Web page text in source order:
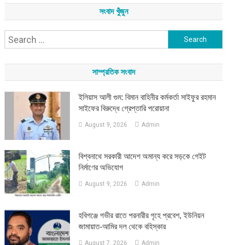
সংবাদ খুঁজুন
Search
সাম্প্রতিক সংবাদ
ইলিয়াস আলী গুম: বিমান বাহিনীর কর্মকর্তা সাইফুর রহমান
সাইফের বিরুদ্ধে গ্রেপ্তারি পরোয়ানা
August 9, 2026 Admin
বিশ্বনাথে সরকারী আদেশ অমান্য করে সড়কে গেইট
নির্মাণের অভিযোগ
August 9, 2026 Admin
হবিগঞ্জে গভীর রাতে পরনারীর গৃহে প্রবেশ, ইউনিয়ন
জামায়াত-আমির দল থেকে বহিস্কার
August 7, 2026 Admin